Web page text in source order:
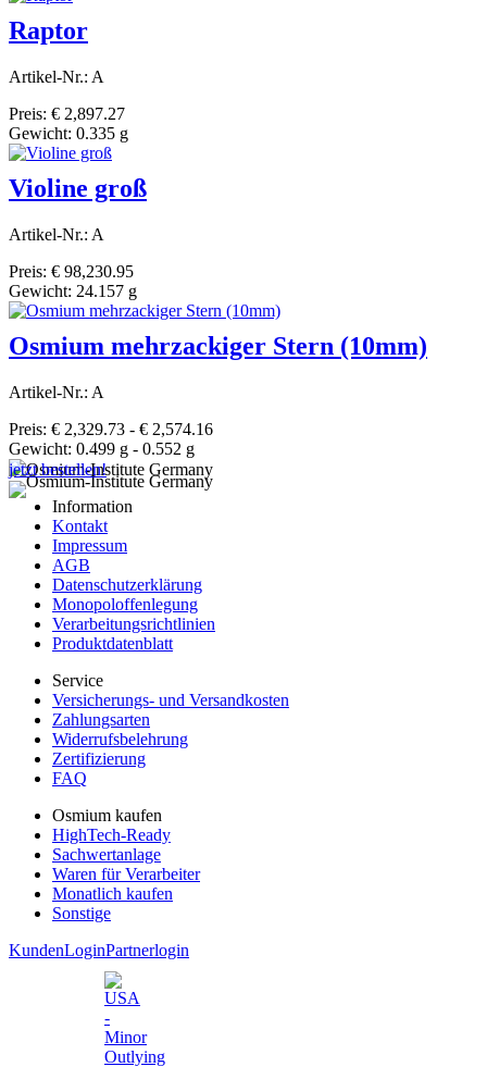
Raptor
Artikel-Nr.: A
Preis: € 2,897.27
Gewicht: 0.335 g
Violine groß
Artikel-Nr.: A
Preis: € 98,230.95
Gewicht: 24.157 g
Osmium mehrzackiger Stern (10mm)
Artikel-Nr.: A
Preis: € 2,329.73 - € 2,574.16
Gewicht: 0.499 g - 0.552 g
jetzt bestellen!
Information
Kontakt
Impressum
AGB
Datenschutzerklärung
Monopoloffenlegung
Verarbeitungsrichtlinien
Produktdatenblatt
Service
Versicherungs- und Versandkosten
Zahlungsarten
Widerrufsbelehrung
Zertifizierung
FAQ
Osmium kaufen
HighTech-Ready
Sachwertanlage
Waren für Verarbeiter
Monatlich kaufen
Sonstige
KundenLoginPartnerlogin